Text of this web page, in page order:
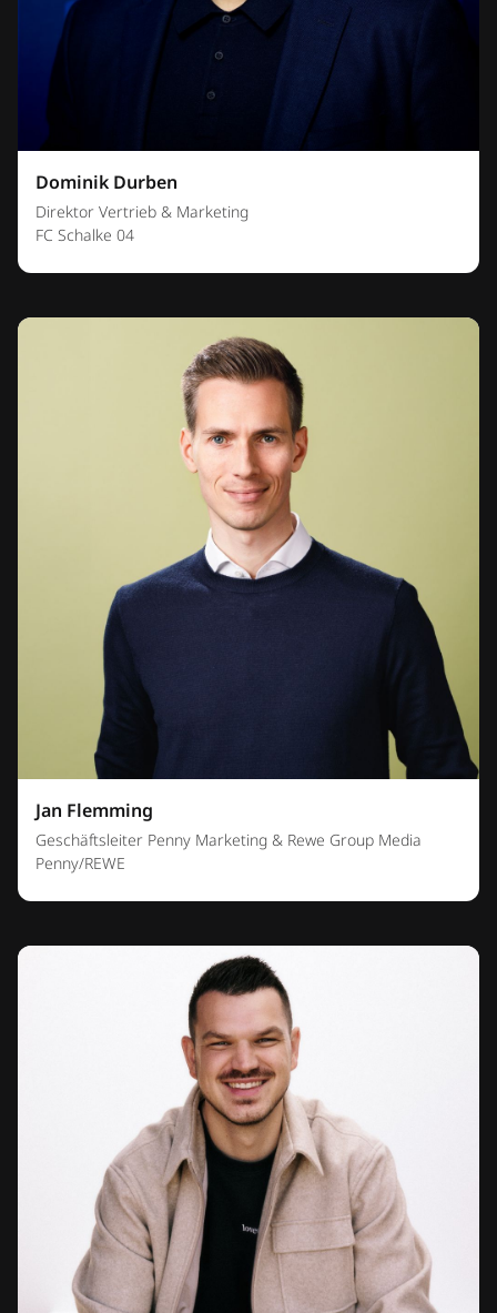
Dominik Durben
Direktor Vertrieb & Marketing
FC Schalke 04
Jan Flemming
Geschäftsleiter Penny Marketing & Rewe Group Media
Penny/REWE